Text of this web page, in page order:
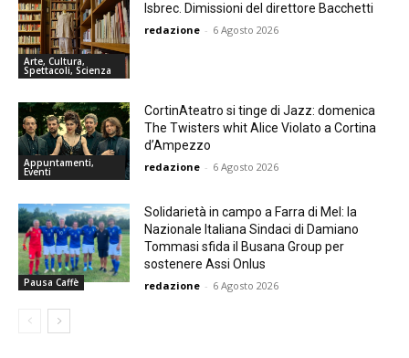
Arte, Cultura,
Spettacoli, Scienza
Isbrec. Dimissioni del direttore Bacchetti
redazione - 6 Agosto 2026
Appuntamenti,
Eventi
CortinAteatro si tinge di Jazz: domenica
The Twisters whit Alice Violato a Cortina
d’Ampezzo
redazione - 6 Agosto 2026
Pausa Caffè
Solidarietà in campo a Farra di Mel: la
Nazionale Italiana Sindaci di Damiano
Tommasi sfida il Busana Group per
sostenere Assi Onlus
redazione - 6 Agosto 2026